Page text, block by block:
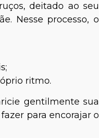
deitado ao seu
Nesse processo, o
ritmo.
gentilmente sua
para encorajar o